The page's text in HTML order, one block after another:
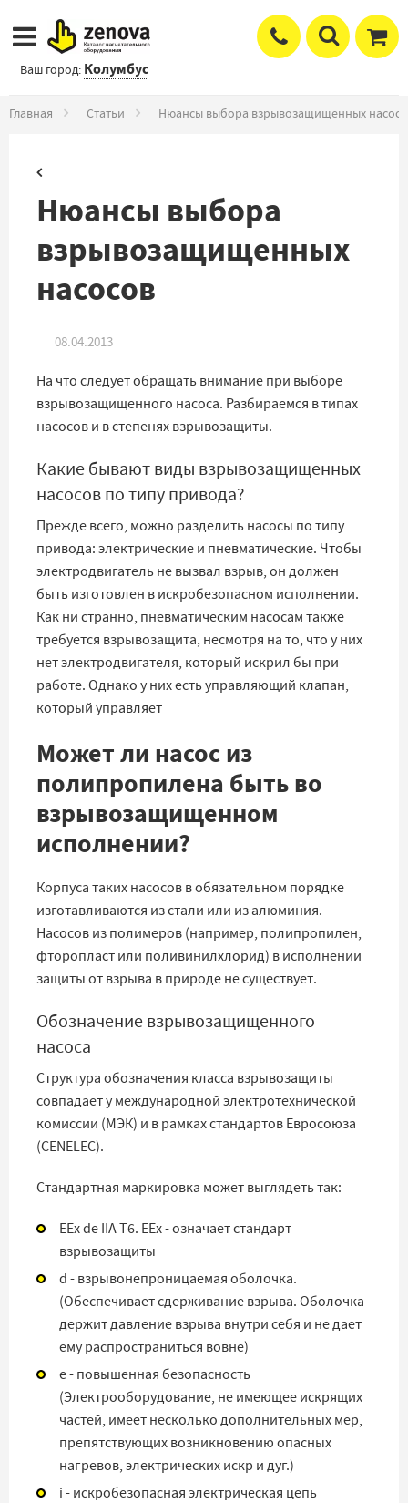
Ваш город: Колумбус
Главная Статьи Нюансы выбора взрывозащищенных
Нюансы выбора
взрывозащищенных
насосов
08.04.2013
На что следует обращать внимание при выборе
взрывозащищенного насоса. Разбираемся в типах
насосов и в степенях взрывозащиты.
Какие бывают виды взрывозащищенных
насосов по типу привода?
Прежде всего, можно разделить насосы по типу
привода: электрические и пневматические. Чтобы
электродвигатель не вызвал взрыв, он должен
быть изготовлен в искробезопасном исполнении.
Как ни странно, пневматическим насосам также
требуется взрывозащита, несмотря на то, что у них
нет электродвигателя, который искрил бы при
работе. Однако у них есть управляющий клапан,
который управляет
Может ли насос из
полипропилена быть во
взрывозащищенном
исполнении?
Корпуса таких насосов в обязательном порядке
изготавливаются из стали или из алюминия.
Насосов из полимеров (например, полипропилен,
фторопласт или поливинилхлорид) в исполнении
защиты от взрыва в природе не существует.
Обозначение взрывозащищенного
насоса
Структура обозначения класса взрывозащиты
совпадает у международной электротехнической
комиссии (МЭК) и в рамках стандартов Евросоюза
(CENELEC).
Стандартная маркировка может выглядеть так:
EEx de IIA T6. EEx - означает стандарт
взрывозащиты
d - взрывонепроницаемая оболочка.
(Обеспечивает сдерживание взрыва. Оболочка
держит давление взрыва внутри себя и не дает
ему распространиться вовне)
e - повышенная безопасность
(Электрооборудование, не имеющее искрящих
частей, имеет несколько дополнительных мер,
препятствующих возникновению опасных
нагревов, электрических искр и дуг.)
i - искробезопасная электрическая цепь